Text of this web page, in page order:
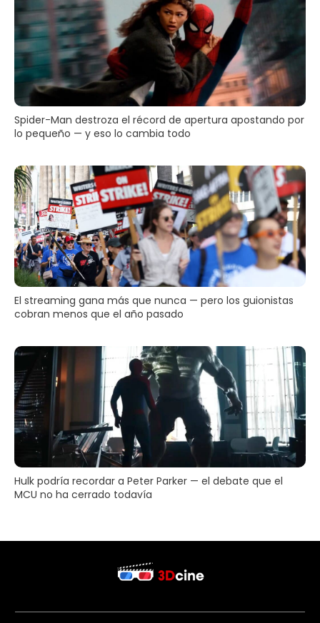
Spider-Man destroza el récord de apertura apostando por
lo pequeño — y eso lo cambia todo
El streaming gana más que nunca — pero los guionistas
cobran menos que el año pasado
Hulk podría recordar a Peter Parker — el debate que el
MCU no ha cerrado todavía